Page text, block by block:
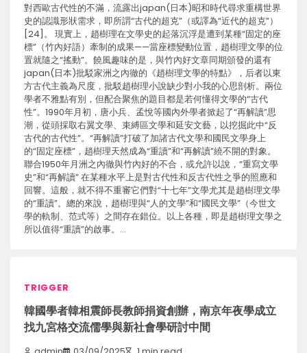
對西歐古代性的不滿，流露出japan(日本)昭和時代尋求重構世界
史的認識形狀需求，即所謂“古代的超克”（或譯為“近代的超克”）
[24]。 現實上，趙樹理在文學史的起落沉浮是遭到某種“固定的座
標”（竹內好語）牽制的成果——當座標變動位置，趙樹理文學的位
置就隨之“搖動”。饒風趣味的是，與竹內好文章同期頒發的還有
japan(日本)批駁家洲之內徹的《趙樹理文學的特點》，后者以東
方古代主義為尺度，批駁趙樹理小說缺少對小我的心思剖析。兩位
學者不雅點有別，但配合聚焦的題目都是若何懂得文學的“古代
性”。1990年月初，唐小兵、孟悅等國內外學者掀起了“再解讀”思
潮，從頭採取右翼文學、束縛區文學和延安文藝，以挖掘此中“反
古代的古代性”。“再解讀”打破了加諸古代文學和國民文學身上
的“固定座標”，趙樹理天然成為“重讀”和“再解讀”繞不開的對象。
聯合1950年月洲之內徹與竹內好的不合，或允許以說，“重寫文學
史”和“再解讀” 在某種水平上是對古代性和反古代性之爭的照應和
回響。這般，就不得不重審它們對“十七年”文學尤其是趙樹理文學
的“重讀”。總的來說，趙樹理與“人的文學”和“國民文學”（今世文
學的軌制、范式等）之間存在錯位。以上各種，即是趙樹理文學之
所以值得“重讀”的啟事。…
TRIGGER
韓國學者韓相震師長教師捐資創辦，南京年夜學成立
找九宮格交流儒學與新社會學研討中間